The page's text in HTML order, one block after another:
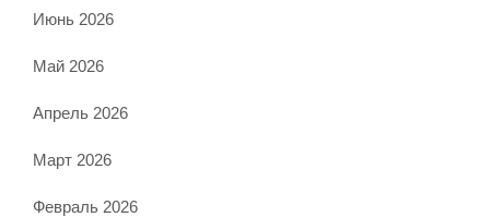
Июнь 2026
Май 2026
Апрель 2026
Март 2026
Февраль 2026